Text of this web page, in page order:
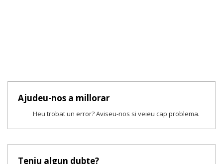
Ajudeu-nos a millorar
Heu trobat un error? Aviseu-nos si veieu cap problema.
Teniu algun dubte?